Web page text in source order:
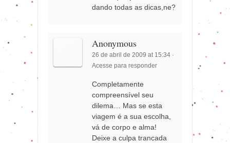
dando todas as dicas,ne?
Anonymous
26 de abril de 2009 at 15:34 ·
Acesse para responder
Completamente
compreensível seu
dilema… Mas se esta
viagem é a sua escolha,
vá de corpo e alma!
Deixe a culpa trancada